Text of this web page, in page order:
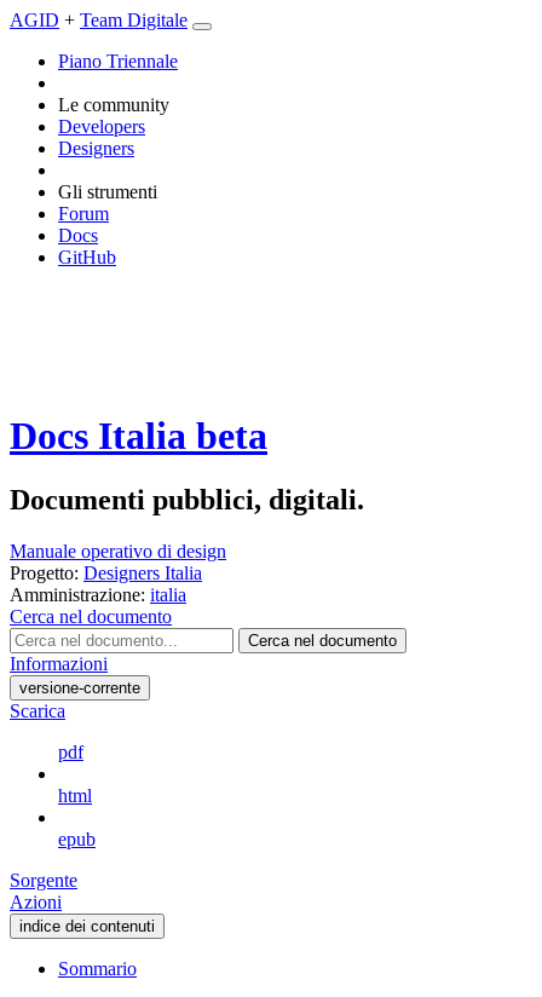
AGID + Team Digitale
Piano Triennale
Le community
Developers
Designers
Gli strumenti
Forum
Docs
GitHub
Docs Italia beta
Documenti pubblici, digitali.
Manuale operativo di design
Progetto: Designers Italia
Amministrazione: italia
Cerca nel documento
Cerca nel documento
Informazioni
versione-corrente
Scarica
pdf
html
epub
Sorgente
Azioni
indice dei contenuti
Sommario